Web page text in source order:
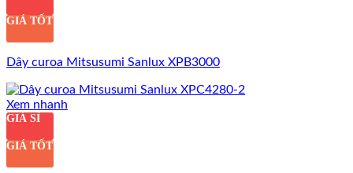
GIÁ TỐT
Dây curoa Mitsusumi Sanlux XPB3000
Xem nhanh
GIÁ SỈ
GIÁ TỐT